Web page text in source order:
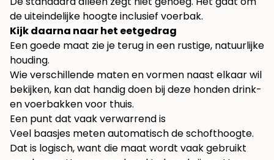
de uiteindelijke hoogte inclusief voerbak.
Kijk daarna naar het eetgedrag
Een goede maat zie je terug in een rustige, natuurlijke
houding.
Wie verschillende maten en vormen naast elkaar wil
bekijken, kan dat handig doen bij deze honden drink-
en voerbakken voor thuis.
Een punt dat vaak verwarrend is
Veel baasjes meten automatisch de schofthoogte.
Dat is logisch, want die maat wordt vaak gebruikt